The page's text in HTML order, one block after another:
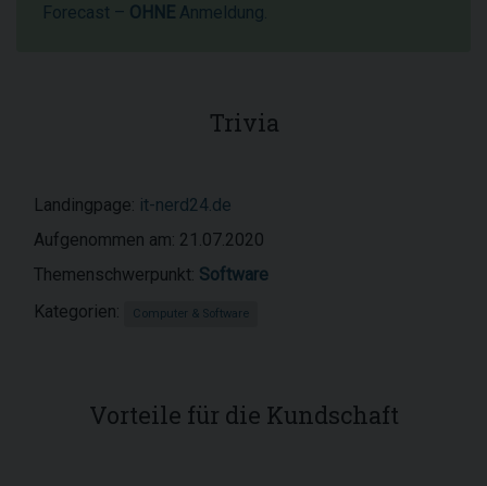
Forecast – OHNE Anmeldung.
Trivia
Landingpage: it-nerd24.de
Aufgenommen am: 21.07.2020
Themenschwerpunkt: Software
Kategorien:
Computer & Software
Vorteile für die Kundschaft